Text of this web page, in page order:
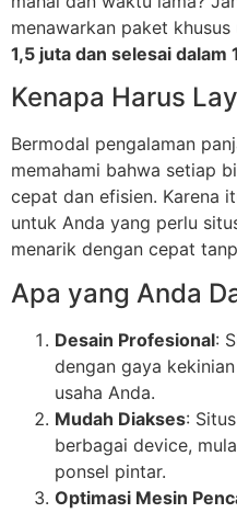
menawarkan paket khusus
1,5 juta dan selesai dalam
Kenapa Harus
Bermodal pengalaman
memahami bahwa setiap
cepat dan efisien. Karena
untuk Anda yang perlu
menarik dengan cepat
Apa yang Anda
Desain Profesional:
dengan gaya
usaha Anda.
Mudah Diakses:
berbagai device,
ponsel pintar.
Optimasi Mesin